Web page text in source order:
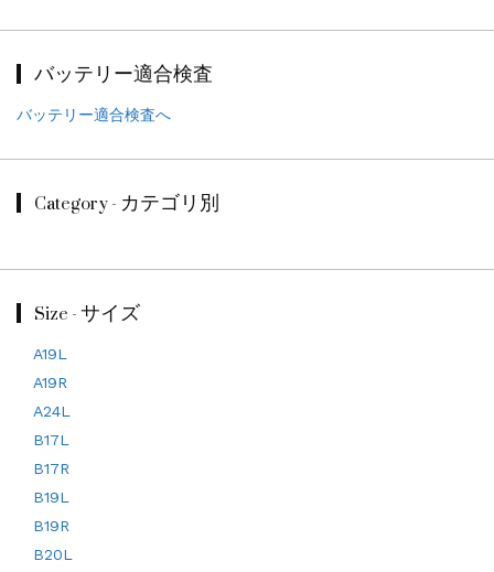
バッテリー適合検査
バッテリー適合検査へ
Category - カテゴリ別
Size - サイズ
A19L
A19R
A24L
B17L
B17R
B19L
B19R
B20L